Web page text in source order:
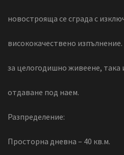
новострояща се сграда с
висококачествено
за целогодишно живеене, така
отдаване под наем.
Разпределение:
Просторна дневна – 40 кв.м.